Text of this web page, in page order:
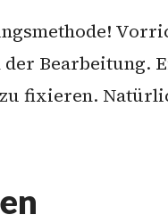
Bearbeitung.
fixieren.